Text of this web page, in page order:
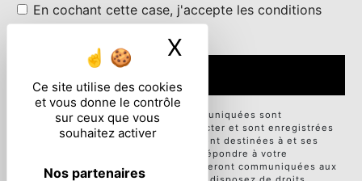
Ce site utilise des cookies
et vous donne le contrôle
sur ceux que vous
souhaitez activer
Nos partenaires
X Masquer le
En cochant cette case, j'accepte les conditions
particulières ci-dessous **
** Les données personnelles communiquées sont
nécessaires aux fins de vous contacter et sont enregistrées
dans un fichier informatisé. Elles sont destinées à et ses
sous-traitants dans le seul but de répondre à votre
message. Les données collectées seront communiquées aux